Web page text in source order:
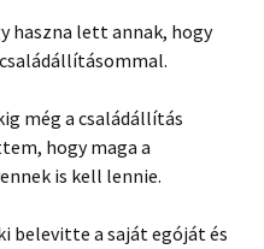
haszna lett annak, hogy
még a családállítás
hogy maga a
is kell lennie.
belevitte a saját egóját és